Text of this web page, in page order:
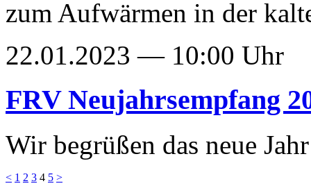
zum Aufwärmen in der
22.01.2023 — 10:00 Uhr
FRV Neujahrsempfang
Wir begrüßen das neue
< 1 2 3 4 5 >